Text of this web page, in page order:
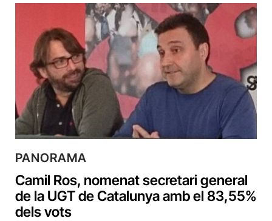
PANORAMA
Camil Ros, nomenat secretari general
de la UGT de Catalunya amb el 83,55%
dels vots